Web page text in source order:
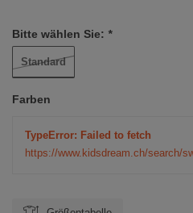
Bitte wählen Sie: *
Standard
Farben
TypeError: Failed to fetch
https://www.kidsdream.ch/search/